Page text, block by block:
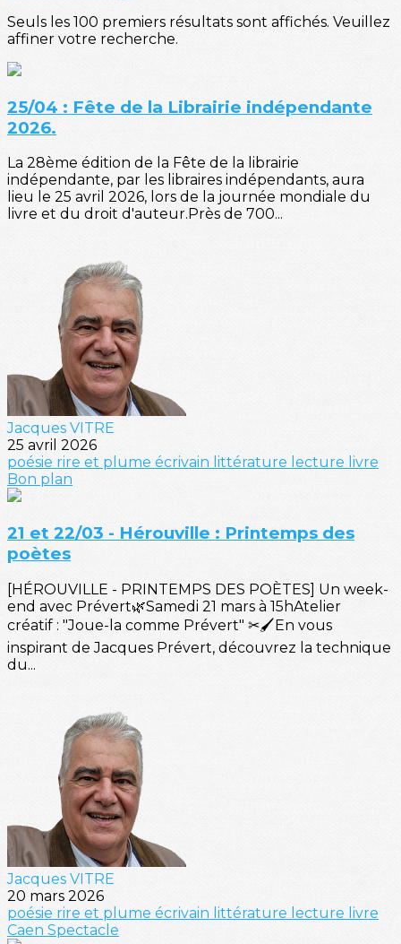
Seuls les 100 premiers résultats sont affichés. Veuillez
affiner votre recherche.
25/04 : Fête de la Librairie indépendante
2026.
La 28ème édition de la Fête de la librairie
indépendante, par les libraires indépendants, aura
lieu le 25 avril 2026, lors de la journée mondiale du
livre et du droit d'auteur.Près de 700...
Jacques VITRE
25 avril 2026
poésie rire et plume écrivain littérature lecture livre
Bon plan
21 et 22/03 - Hérouville : Printemps des
poètes
[HÉROUVILLE - PRINTEMPS DES POÈTES] Un week-
end avec Prévert🌿Samedi 21 mars à 15hAtelier
créatif : "Joue-la comme Prévert" ✂🖌️En vous
inspirant de Jacques Prévert, découvrez la technique
du...
Jacques VITRE
20 mars 2026
poésie rire et plume écrivain littérature lecture livre
Caen Spectacle